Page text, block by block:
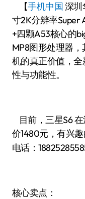
【手机中国深圳
寸2K分辨率Super
+四颗A53核心的
MP8图形处理器
机的真正价值，
性与功能性。
目前，三星S6
价1480元，有兴
电话：
核心卖点：